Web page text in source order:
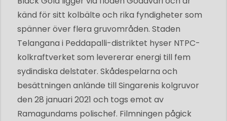
känd för sitt kolbälte och rika fyndigheter som
spänner över flera gruvområden. Staden
Telangana i Peddapalli-distriktet hyser NTPC-
kolkraftverket som levererar energi till fem
sydindiska delstater. Skådespelarna och
besättningen anlände till Singarenis kolgruvor
den 28 januari 2021 och togs emot av
Ramagundams polischef. Filmningen pågick